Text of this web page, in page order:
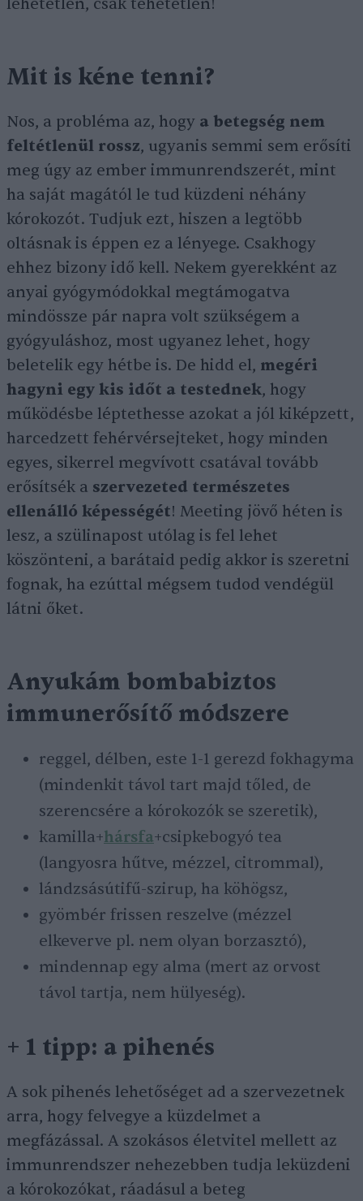
lehetetlen, csak tehetetlen!
Mit is kéne tenni?
Nos, a probléma az, hogy a betegség nem
feltétlenül rossz, ugyanis semmi sem erősíti
meg úgy az ember immunrendszerét, mint
ha saját magától le tud küzdeni néhány
kórokozót. Tudjuk ezt, hiszen a legtöbb
oltásnak is éppen ez a lényege. Csakhogy
ehhez bizony idő kell. Nekem gyerekként az
anyai gyógymódokkal megtámogatva
mindössze pár napra volt szükségem a
gyógyuláshoz, most ugyanez lehet, hogy
beletelik egy hétbe is. De hidd el, megéri
hagyni egy kis időt a testednek, hogy
működésbe léptethesse azokat a jól kiképzett,
harcedzett fehérvérsejteket, hogy minden
egyes, sikerrel megvívott csatával tovább
erősítsék a szervezeted természetes
ellenálló képességét! Meeting jövő héten is
lesz, a szülinapost utólag is fel lehet
köszönteni, a barátaid pedig akkor is szeretni
fognak, ha ezúttal mégsem tudod vendégül
látni őket.
Anyukám bombabiztos
immunerősítő módszere
reggel, délben, este 1-1 gerezd fokhagyma
(mindenkit távol tart majd tőled, de
szerencsére a kórokozók se szeretik),
kamilla+hársfa+csipkebogyó tea
(langyosra hűtve, mézzel, citrommal),
lándzsásútifű-szirup, ha köhögsz,
gyömbér frissen reszelve (mézzel
elkeverve pl. nem olyan borzasztó),
mindennap egy alma (mert az orvost
távol tartja, nem hülyeség).
+ 1 tipp: a pihenés
A sok pihenés lehetőséget ad a szervezetnek
arra, hogy felvegye a küzdelmet a
megfázással. A szokásos életvitel mellett az
immunrendszer nehezebben tudja leküzdeni
a kórokozókat, ráadásul a beteg